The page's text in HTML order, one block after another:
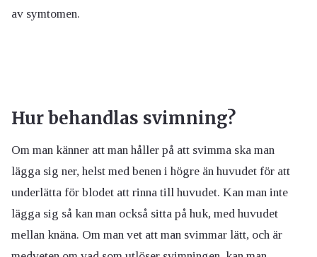
av symtomen.
Hur behandlas svimning?
Om man känner att man håller på att svimma ska man
lägga sig ner, helst med benen i högre än huvudet för att
underlätta för blodet att rinna till huvudet. Kan man inte
lägga sig så kan man också sitta på huk, med huvudet
mellan knäna. Om man vet att man svimmar lätt, och är